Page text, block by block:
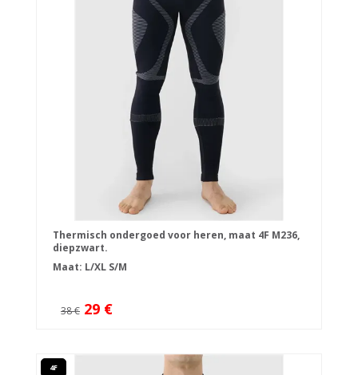
Thermisch ondergoed voor heren, maat 4F M236,
diepzwart.
Maat: L/XL S/M
38 € 29 €
4F